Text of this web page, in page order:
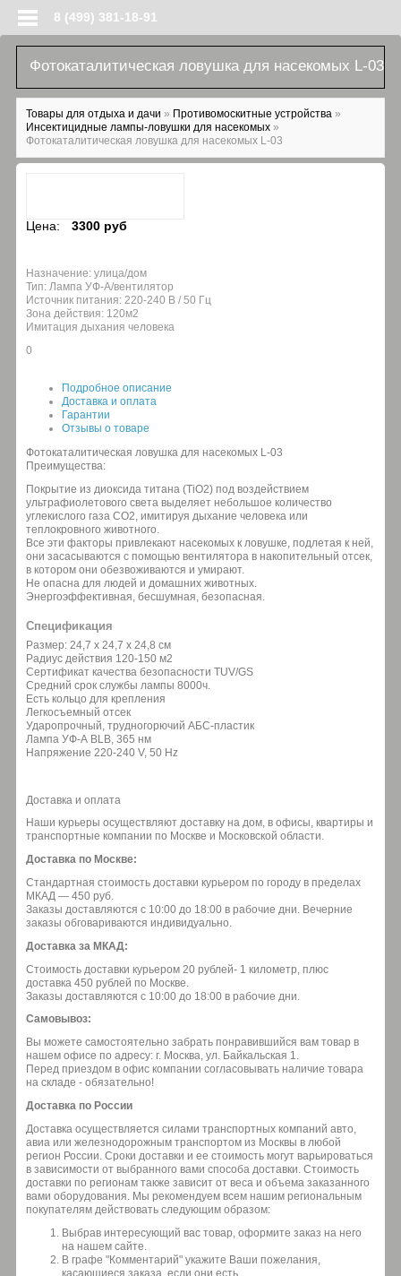
8 (499) 381-18-91
Фотокаталитическая ловушка для насекомых L-03
Вы здесь
Товары для отдыха и дачи » Противомоскитные устройства »
Инсектицидные лампы-ловушки для насекомых »
Фотокаталитическая ловушка для насекомых L-03
Цена: 3300 руб
Назначение: улица/дом
Тип: Лампа УФ-А/вентилятор
Источник питания: 220-240 В / 50 Гц
Зона действия: 120м2
Имитация дыхания человека
0
Подробное описание
Доставка и оплата
Гарантии
Отзывы о товаре
Фотокаталитическая ловушка для насекомых L-03
Преимущества:
Покрытие из диоксида титана (TiO2) под воздействием
ультрафиолетового света выделяет небольшое количество
углекислого газа CO2, имитируя дыхание человека или
теплокровного животного.
Все эти факторы привлекают насекомых к ловушке, подлетая к ней,
они засасываются с помощью вентилятора в накопительный отсек,
в котором они обезвоживаются и умирают.
Не опасна для людей и домашних животных.
Энергоэффективная, бесшумная, безопасная.
Спецификация
Размер: 24,7 х 24,7 х 24,8 см
Радиус действия 120-150 м2
Сертификат качества безопасности TUV/GS
Средний срок службы лампы 8000ч.
Есть кольцо для крепления
Легкосъемный отсек
Ударопрочный, трудногорючий АБС-пластик
Лампа УФ-А BLB, 365 нм
Напряжение 220-240 V, 50 Hz
Доставка и оплата
Наши курьеры осуществляют доставку на дом, в офисы, квартиры и
транспортные компании по Москве и Московской области.
Доставка по Москве:
Стандартная стоимость доставки курьером по городу в пределах
МКАД — 450 руб.
Заказы доставляются с 10:00 до 18:00 в рабочие дни. Вечерние
заказы обговариваются индивидуально.
Доставка за МКАД:
Стоимость доставки курьером 20 рублей- 1 километр, плюс
доставка 450 рублей по Москве.
Заказы доставляются с 10:00 до 18:00 в рабочие дни.
Самовывоз:
Вы можете самостоятельно забрать понравившийся вам товар в
нашем офисе по адресу: г. Москва, ул. Байкальская 1.
Перед приездом в офис компании согласовывать наличие товара
на складе - обязательно!
Доставка по России
Доставка осуществляется силами транспортных компаний авто,
авиа или железнодорожным транспортом из Москвы в любой
регион России. Сроки доставки и ее стоимость могут варьироваться
в зависимости от выбранного вами способа доставки. Стоимость
доставки по регионам также зависит от веса и объема заказанного
вами оборудования. Мы рекомендуем всем нашим региональным
покупателям действовать следующим образом:
Выбрав интересующий вас товар, оформите заказ на него
на нашем сайте.
В графе "Комментарий" укажите Ваши пожелания,
касающиеся заказа, если они есть.